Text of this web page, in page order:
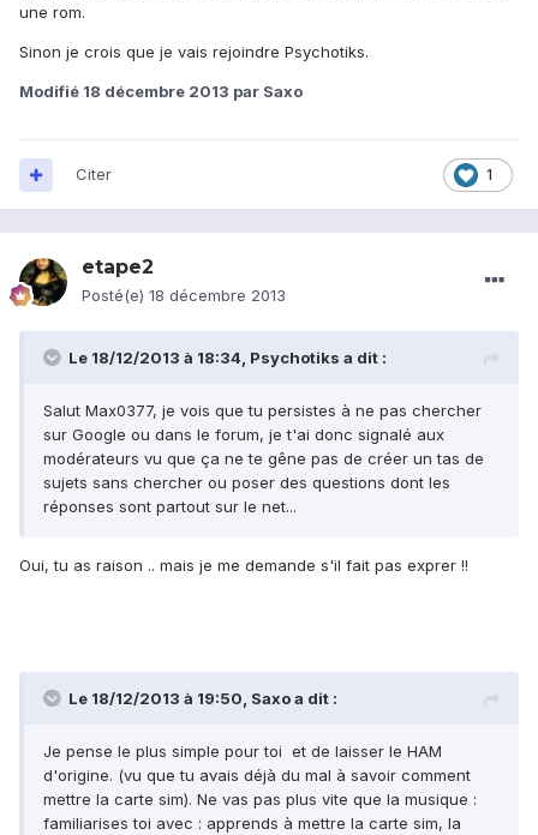
une rom.
Sinon je crois que je vais rejoindre Psychotiks.
Modifié 18 décembre 2013 par Saxo
1
Citer
etape2
Posté(e) 18 décembre 2013
Le 18/12/2013 à 18:34, Psychotiks a dit :
Salut Max0377, je vois que tu persistes à ne pas chercher
sur Google ou dans le forum, je t'ai donc signalé aux
modérateurs vu que ça ne te gêne pas de créer un tas de
sujets sans chercher ou poser des questions dont les
réponses sont partout sur le net...
Oui, tu as raison .. mais je me demande s'il fait pas exprer !!
Le 18/12/2013 à 19:50, Saxo a dit :
Je pense le plus simple pour toi et de laisser le HAM
d'origine. (vu que tu avais déjà du mal à savoir comment
mettre la carte sim). Ne vas pas plus vite que la musique :
familiarises toi avec : apprends à mettre la carte sim, la